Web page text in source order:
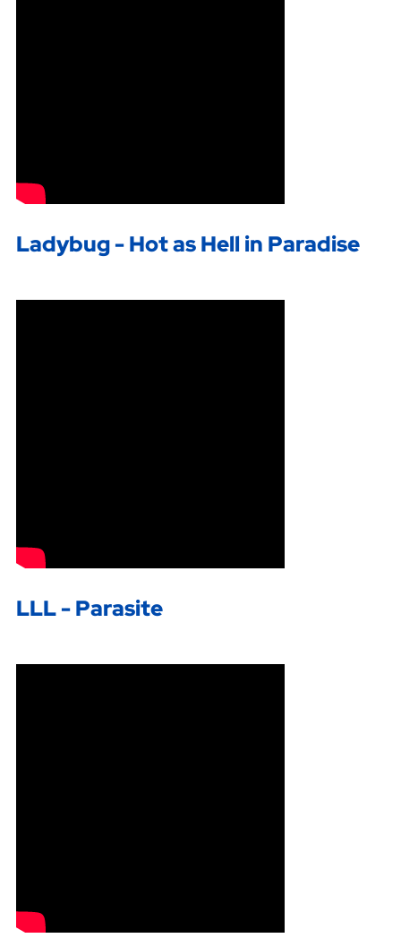
Ladybug - Hot as Hell in Paradise
LLL - Parasite